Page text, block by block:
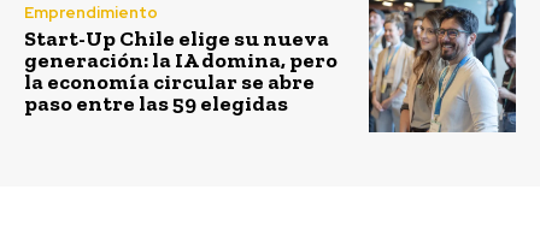
Emprendimiento
Start-Up Chile elige su nueva
generación: la IA domina, pero
la economía circular se abre
paso entre las 59 elegidas